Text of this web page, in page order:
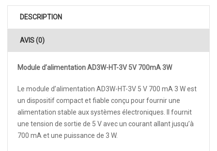
DESCRIPTION
AVIS (0)
Module d’alimentation AD3W-HT-3V 5V 700mA 3W
Le module d’alimentation AD3W-HT-3V 5 V 700 mA 3 W est
un dispositif compact et fiable conçu pour fournir une
alimentation stable aux systèmes électroniques. Il fournit
une tension de sortie de 5 V avec un courant allant jusqu’à
700 mA et une puissance de 3 W.